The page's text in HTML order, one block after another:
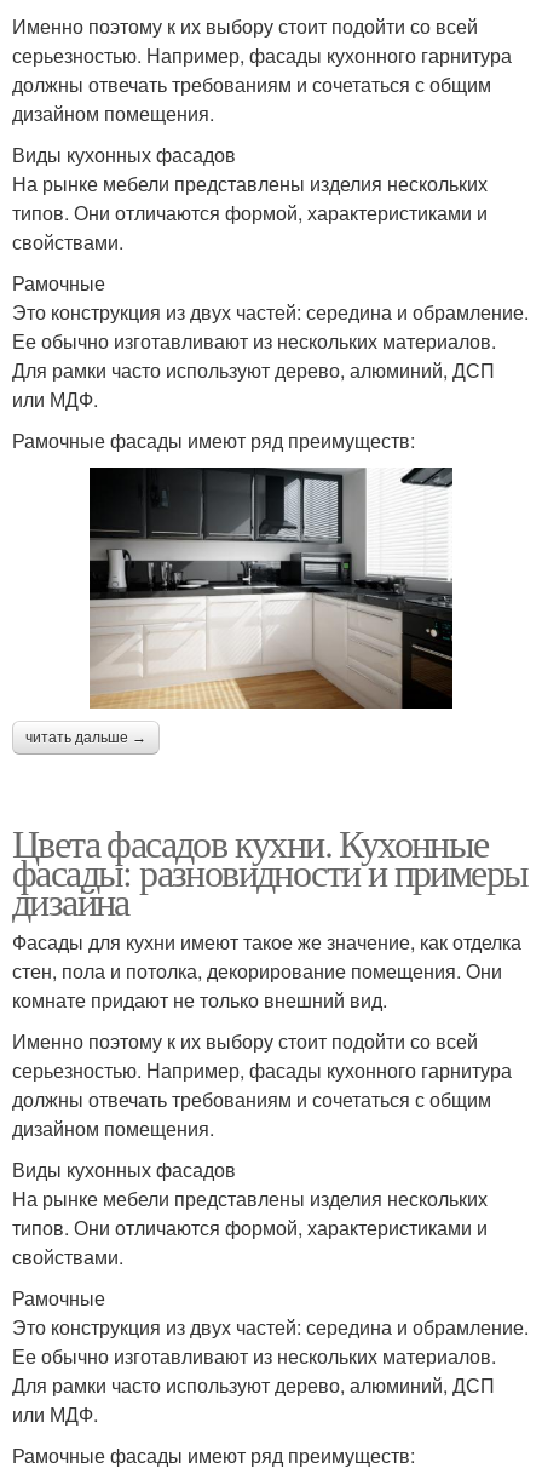
Именно поэтому к их выбору стоит подойти со всей
серьезностью. Например, фасады кухонного гарнитура
должны отвечать требованиям и сочетаться с общим
дизайном помещения.
Виды кухонных фасадов
На рынке мебели представлены изделия нескольких
типов. Они отличаются формой, характеристиками и
свойствами.
Рамочные
Это конструкция из двух частей: середина и обрамление.
Ее обычно изготавливают из нескольких материалов.
Для рамки часто используют дерево, алюминий, ДСП
или МДФ.
Рамочные фасады имеют ряд преимуществ:
читать дальше →
Цвета фасадов кухни. Кухонные
фасады: разновидности и примеры
дизайна
Фасады для кухни имеют такое же значение, как отделка
стен, пола и потолка, декорирование помещения. Они
комнате придают не только внешний вид.
Именно поэтому к их выбору стоит подойти со всей
серьезностью. Например, фасады кухонного гарнитура
должны отвечать требованиям и сочетаться с общим
дизайном помещения.
Виды кухонных фасадов
На рынке мебели представлены изделия нескольких
типов. Они отличаются формой, характеристиками и
свойствами.
Рамочные
Это конструкция из двух частей: середина и обрамление.
Ее обычно изготавливают из нескольких материалов.
Для рамки часто используют дерево, алюминий, ДСП
или МДФ.
Рамочные фасады имеют ряд преимуществ: